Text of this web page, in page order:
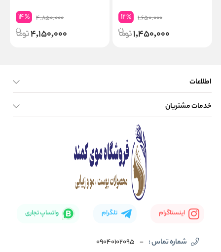
1,650,000
12%
1,450,000
4,850,000
14%
4,150,000
اطلاعات
صفحه اصلی
خدمات مشتریان
اینستاگرام تلگرام واتساپ تجاری
شماره تماس : -
09040102095